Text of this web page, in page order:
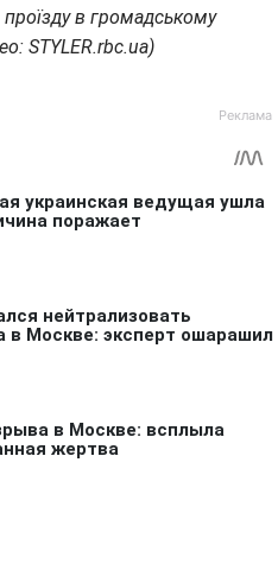
в громадському
STYLER.rbc.ua)